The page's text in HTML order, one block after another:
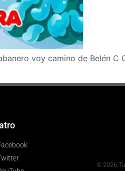
voy camino de Belén C
© 2026